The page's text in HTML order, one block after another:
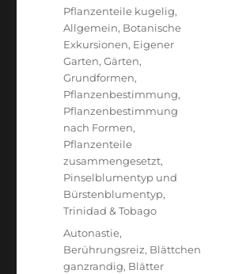
Pflanzenteile kugelig,
Allgemein, Botanische
Exkursionen, Eigener
Garten,Gärten,
Grundformen,
Pflanzenbestimmung,
Pflanzenbestimmung
nach Formen,
Pflanzenteile
zusammengesetzt,
Pinselblumentyp und
Bürstenblumentyp,
Trinidad & Tobago
Schlagwörter
Autonastie,
Berührungsreiz, Blättchen
ganzrandig, Blätter